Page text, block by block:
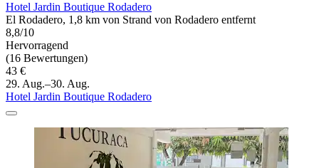
Hotel Jardin Boutique Rodadero
El Rodadero, 1,8 km von Strand von Rodadero entfernt
8,8/10
Hervorragend
(16 Bewertungen)
43 €
29. Aug.–30. Aug.
Hotel Jardin Boutique Rodadero